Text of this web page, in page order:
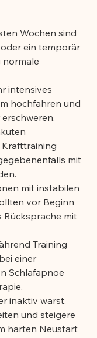
Wochen sind
ein temporär
intensives
hochfahren und
mit
mit instabilen
vor Beginn
Rücksprache mit
Training
einer
Schlafapnoe
inaktiv warst,
und steigere
harten Neustart